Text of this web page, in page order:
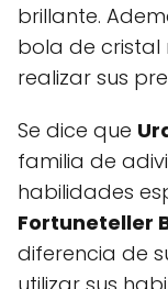
brillante.
bola de cristal
realizar sus
Se dice que
familia de
habilidades
Fortuneteller
diferencia de